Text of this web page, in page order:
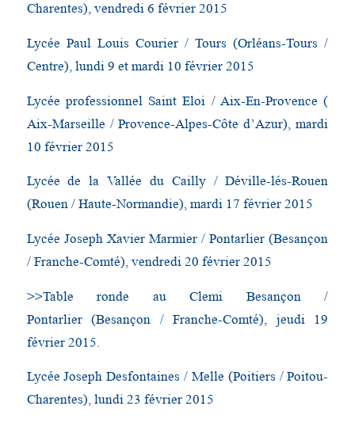
Charentes), vendredi 6 février 2015
Lycée Paul Louis Courier / Tours (Orléans-Tours /
Centre), lundi 9 et mardi 10 février 2015
Lycée professionnel Saint Eloi / Aix-En-Provence (
Aix-Marseille / Provence-Alpes-Côte d’Azur), mardi
10 février 2015
Lycée de la Vallée du Cailly / Déville-lés-Rouen
(Rouen / Haute-Normandie), mardi 17 février 2015
Lycée Joseph Xavier Marmier / Pontarlier (Besançon
/ Franche-Comté), vendredi 20 février 2015
>>Table ronde au Clemi Besançon /
Pontarlier (Besançon / Franche-Comté), jeudi 19
février 2015.
Lycée Joseph Desfontaines / Melle (Poitiers / Poitou-
Charentes), lundi 23 février 2015